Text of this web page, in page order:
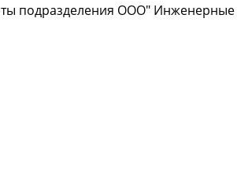
подразделения ООО" Инженерные